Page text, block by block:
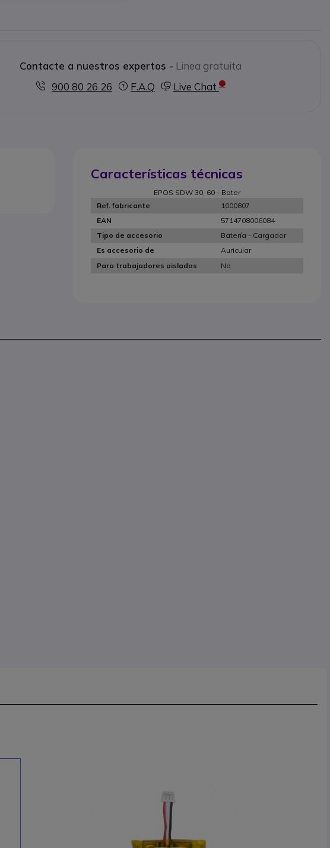
Contacte a nuestros expertos - Linea gratuita
900 80 26 26
F.A.Q Live Chat
Características técnicas
EPOS SDW 30, 60 - Bater
Ref. fabricante
1000807
EAN
5714708006084
Tipo de accesorio
Batería - Cargador
Es accesorio de
Auricular
Para trabajadores aislados
No